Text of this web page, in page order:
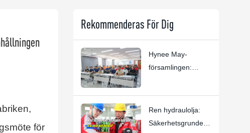
för
Rekommenderas För Dig
Hynee May-
församlingen:
excellens i luften
Ren hydraulolja:
Säkerhetsgrunden